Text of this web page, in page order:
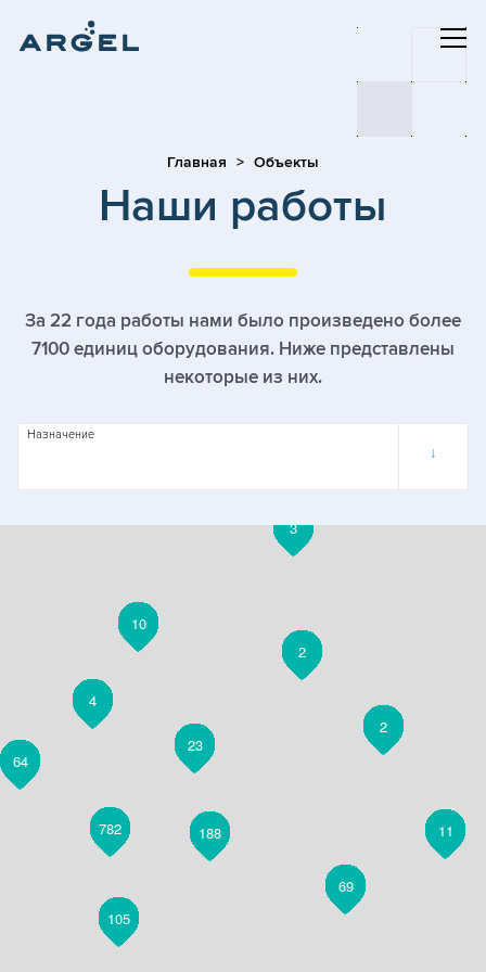
Главная Объекты
Наши работы
За 22 года работы нами было произведено более
7100 единиц оборудования. Ниже представлены
некоторые из них.
↓
Назначение
10
2
3
782 188
69
105
23
64
11
13
2
4